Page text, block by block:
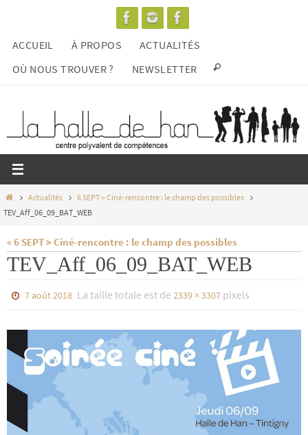
contenu
ACCUEIL À PROPOS
ACTUALITÉS
OÙ NOUS TROUVER ?
NEWSLETTER
HomeActualités
6 SEPT > Ciné-rencontre : le champ des possibles
TEV_Aff_06_09_BAT_WEB
« 6 SEPT > Ciné-rencontre : le champ des possibles
TEV_Aff_06_09_BAT_WEB
7 août 2018 La taille totale est de2339 × 3307 pixels